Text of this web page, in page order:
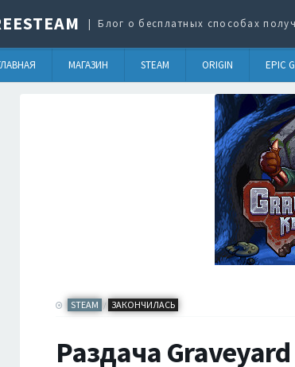
Блог о бесплатных способах
МАГАЗИН STEAM ORIGIN EPIC
STEAM / ЗАКОНЧИЛАСЬ
Раздача